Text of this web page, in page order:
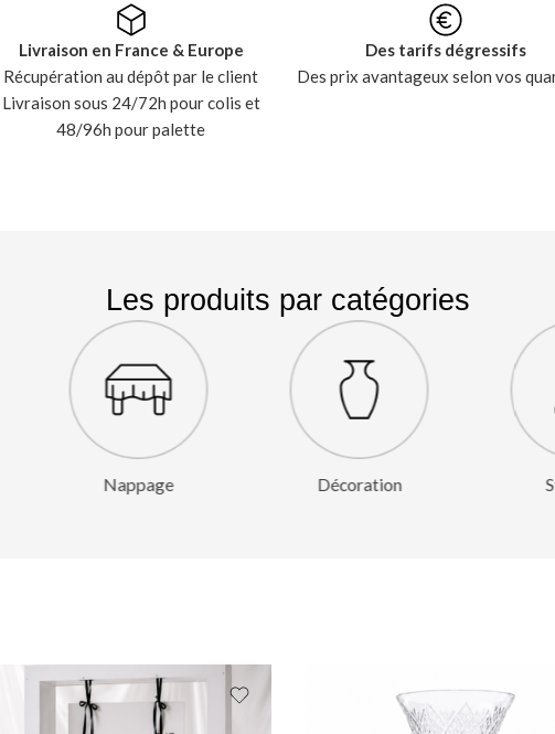
Livraison en France & Europe
Récupération au dépôt par le client
Livraison sous 24/72h pour colis et
48/96h pour palette
Des tarifs dégressifs
Des prix avantageux selon vos
Les produits par catégories
Décoration Structure